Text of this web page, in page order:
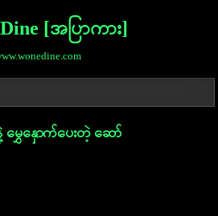
[အပြာကား]
မွှေနှောက်ပေးတဲ့ ဆော်